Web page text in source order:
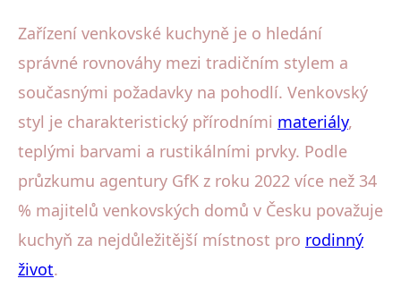
Zařízení venkovské kuchyně je o hledání
správné rovnováhy mezi tradičním stylem a
současnými požadavky na pohodlí. Venkovský
styl je charakteristický přírodními materiály,
teplými barvami a rustikálními prvky. Podle
průzkumu agentury GfK z roku 2022 více než 34
% majitelů venkovských domů v Česku považuje
kuchyň za nejdůležitější místnost pro rodinný
život.